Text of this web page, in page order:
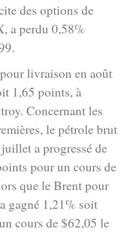
des options de
a perdu 0,58%
livraison en août
1,65 points, à
Concernant les
le pétrole brut
a progressé de
pour un cours de
que le Brent pour
gagné 1,21% soit
cours de $62,05 le